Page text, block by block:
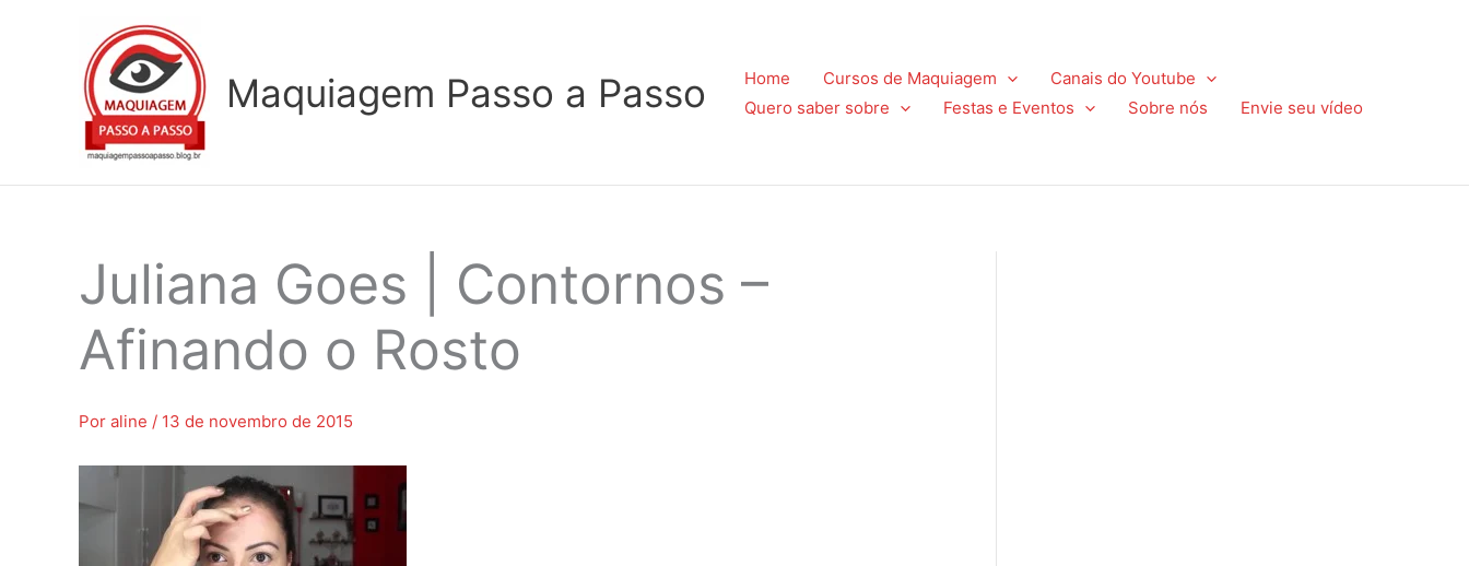
Maquiagem Passo a Passo Home Cursos de Maquiagem
Canais do Youtube
Quero saber sobre
Festas e Eventos Sobre nós Envie seu vídeo
Juliana Goes | Contornos –
Afinando o Rosto
Por aline / 13 de novembro de 2015